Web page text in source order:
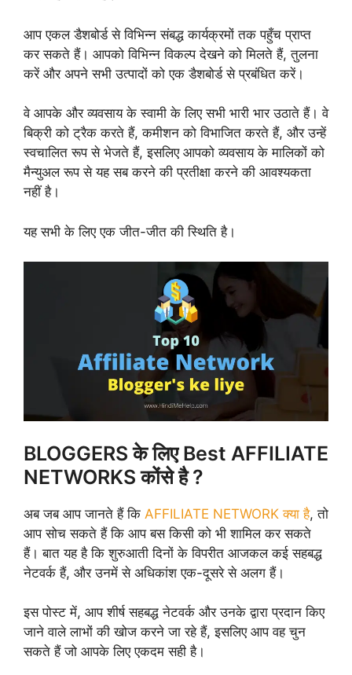
आप एकल डैशबोर्ड से विभिन्न संबद्ध कार्यक्रमों तक पहुँच प्राप्त
कर सकते हैं। आपको विभिन्न विकल्प देखने को मिलते हैं, तुलना
करें और अपने सभी उत्पादों को एक डैशबोर्ड से प्रबंधित करें।
वे आपके और व्यवसाय के स्वामी के लिए सभी भारी भार उठाते हैं। वे
बिक्री को ट्रैक करते हैं, कमीशन को विभाजित करते हैं, और उन्हें
स्वचालित रूप से भेजते हैं, इसलिए आपको व्यवसाय के मालिकों को
मैन्युअल रूप से यह सब करने की प्रतीक्षा करने की आवश्यकता
नहीं है।
यह सभी के लिए एक जीत-जीत की स्थिति है।
BLOGGERS के लिए Best AFFILIATE
NETWORKS कोंसे है ?
अब जब आप जानते हैं कि AFFILIATE NETWORK क्या है, तो
आप सोच सकते हैं कि आप बस किसी को भी शामिल कर सकते
हैं। बात यह है कि शुरुआती दिनों के विपरीत आजकल कई सहबद्ध
नेटवर्क हैं, और उनमें से अधिकांश एक-दूसरे से अलग हैं।
इस पोस्ट में, आप शीर्ष सहबद्ध नेटवर्क और उनके द्वारा प्रदान किए
जाने वाले लाभों की खोज करने जा रहे हैं, इसलिए आप वह चुन
सकते हैं जो आपके लिए एकदम सही है।